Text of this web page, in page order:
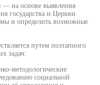
— на основе выявления
государства и Церкви
и определить возможные
путем поэтапного
задач:
методологические
социальной